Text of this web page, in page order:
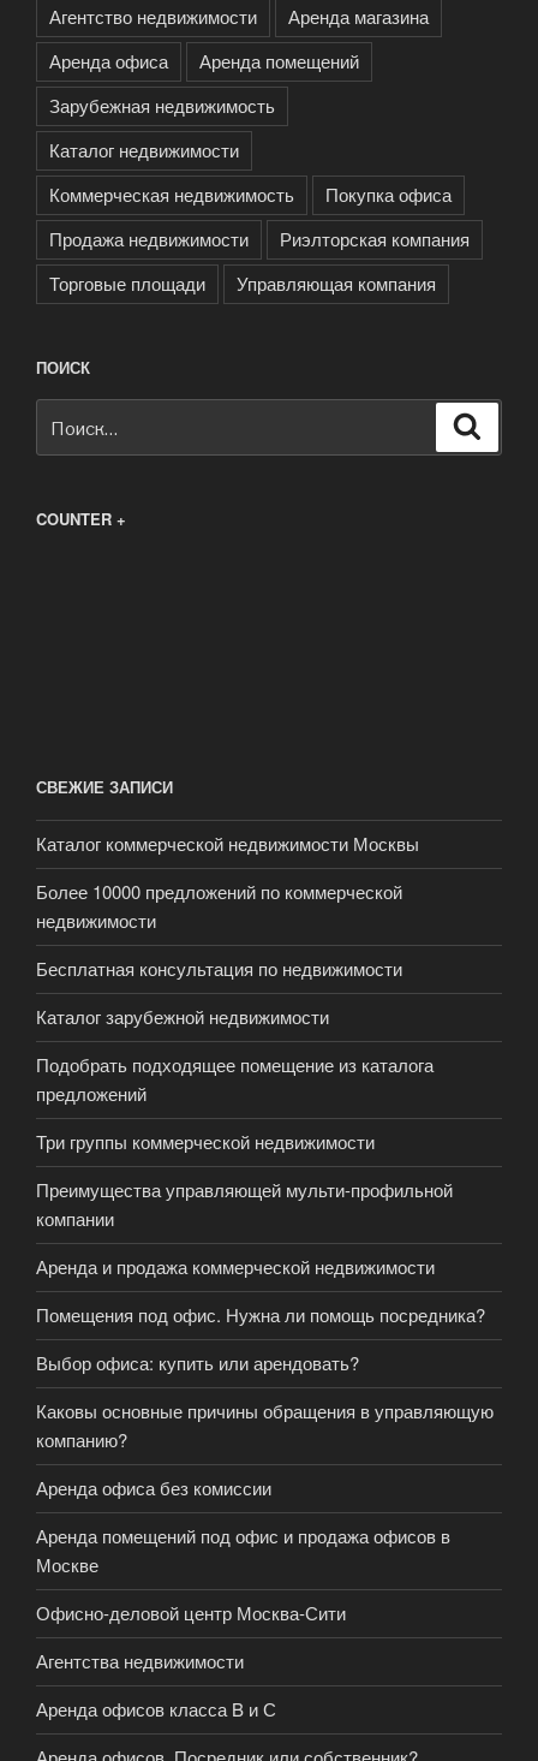
Агентство недвижимости
Аренда магазина
Аренда офиса
Аренда помещений
Зарубежная недвижимость
Каталог недвижимости
Коммерческая недвижимость
Покупка офиса
Продажа недвижимости
Риэлторская компания
Торговые площади
Управляющая компания
ПОИСК
COUNTER +
СВЕЖИЕ ЗАПИСИ
Каталог коммерческой недвижимости Москвы
Более 10000 предложений по коммерческой
недвижимости
Бесплатная консультация по недвижимости
Каталог зарубежной недвижимости
Подобрать подходящее помещение из каталога
предложений
Три группы коммерческой недвижимости
Преимущества управляющей мульти-профильной
компании
Аренда и продажа коммерческой недвижимости
Помещения под офис. Нужна ли помощь посредника?
Выбор офиса: купить или арендовать?
Каковы основные причины обращения в управляющую
компанию?
Аренда офиса без комиссии
Аренда помещений под офис и продажа офисов в
Москве
Офисно-деловой центр Москва-Сити
Агентства недвижимости
Аренда офисов класса B и С